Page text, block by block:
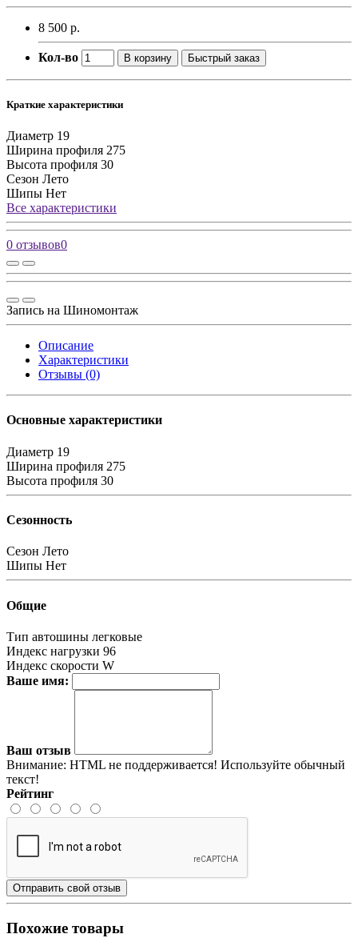
8 500 р.
Кол-во В корзину Быстрый заказ
Краткие характеристики
Диаметр 19
Ширина профиля 275
Высота профиля 30
Сезон Лето
Шипы Нет
Все характеристики
0 отзывов0
Запись на Шиномонтаж
Описание
Характеристики
Отзывы (0)
Основные характеристики
Диаметр 19
Ширина профиля 275
Высота профиля 30
Сезонность
Сезон Лето
Шипы Нет
Общие
Тип автошины легковые
Индекс нагрузки 96
Индекс скорости W
Ваше имя:
Ваш отзыв
Внимание: HTML не поддерживается! Используйте обычный
текст!
Рейтинг
Отправить свой отзыв
Похожие товары